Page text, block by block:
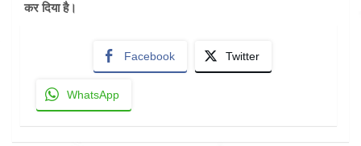
कर दिया है।
Facebook Twitter
WhatsApp